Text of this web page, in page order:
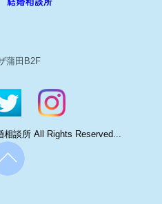
蒲田B2F
談所 All Rights Reserved...